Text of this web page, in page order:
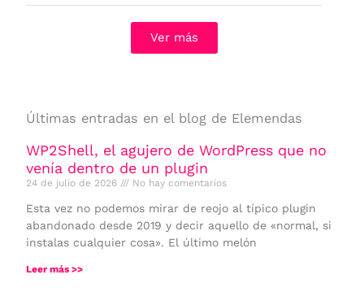
Ver más
Últimas entradas en el blog de Elemendas
WP2Shell, el agujero de WordPress que no
venía dentro de un plugin
24 de julio de 2026 No hay comentarios
Esta vez no podemos mirar de reojo al típico plugin
abandonado desde 2019 y decir aquello de «normal, si
instalas cualquier cosa». El último melón
Leer más >>